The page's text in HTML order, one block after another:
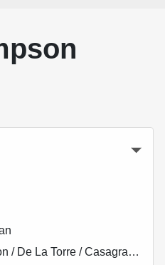
De La Torre / Casagrande)